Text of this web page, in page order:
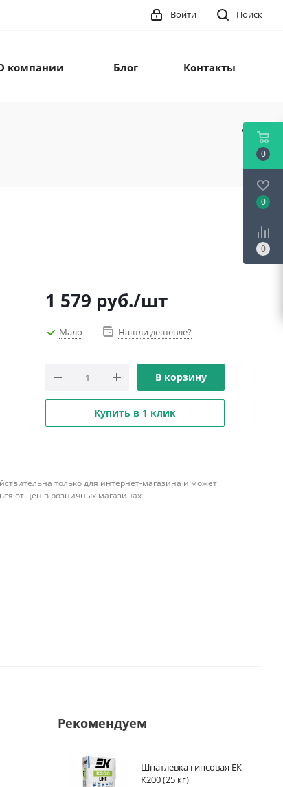
Поиск
Войти
компании Блог Контакты
1 579 руб./шт
Мало Нашли дешевле?
В корзину
Купить в 1 клик
только для интернет-магазина и может
от цен в розничных магазинах
Рекомендуем
Шпатлевка гипсовая ЕК
К200 (25 кг)
0
0
0